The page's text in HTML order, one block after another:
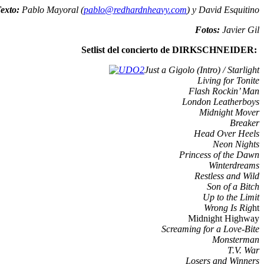
Pablo Mayoral (pablo@redhardnheavy.com) y David Esquitino
Fotos: Javier Gil
Setlist del concierto de DIRKSCHNEIDER:
Just a Gigolo (Intro) /Starlight
Living for Tonite
Flash Rockin’ Man
London Leatherboys
Midnight Mover
Breaker
Head Over Heels
Neon Nights
Princess of the Dawn
Winterdreams
Restless and Wild
Son of a Bitch
Up to the Limit
Wrong Is Right
Midnight Highway
Screaming for a Love-Bite
Monsterman
T.V. War
Losers and Winners